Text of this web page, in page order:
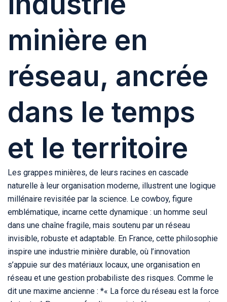
minière en
réseau, ancrée
dans le temps
et le territoire
Les grappes minières, de leurs racines en cascade
naturelle à leur organisation moderne, illustrent une logique
millénaire revisitée par la science. Le cowboy, figure
emblématique, incarne cette dynamique : un homme seul
dans une chaîne fragile, mais soutenu par un réseau
invisible, robuste et adaptable. En France, cette philosophie
inspire une industrie minière durable, où l’innovation
s’appuie sur des matériaux locaux, une organisation en
réseau et une gestion probabiliste des risques. Comme le
dit une maxime ancienne : *« La force du réseau est la force